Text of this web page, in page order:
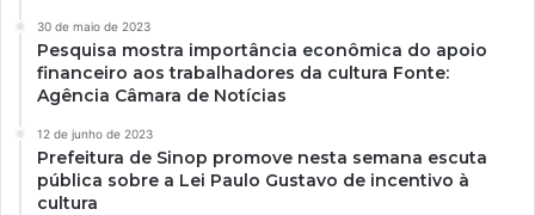
30 de maio de 2023
Pesquisa mostra importância econômica do apoio
financeiro aos trabalhadores da cultura Fonte:
Agência Câmara de Notícias
12 de junho de 2023
Prefeitura de Sinop promove nesta semana escuta
pública sobre a Lei Paulo Gustavo de incentivo à
cultura